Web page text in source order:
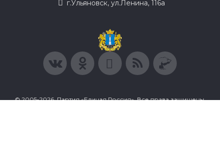
г.Ульяновск, ул.Ленина, 116а
© 2005-2026, Партия «Единая Россия». Все права защищены.